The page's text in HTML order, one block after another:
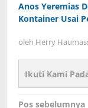
Anos Yeremias
Kontainer Usai
oleh Herry
Ikuti Kami
Pos sebelumnya